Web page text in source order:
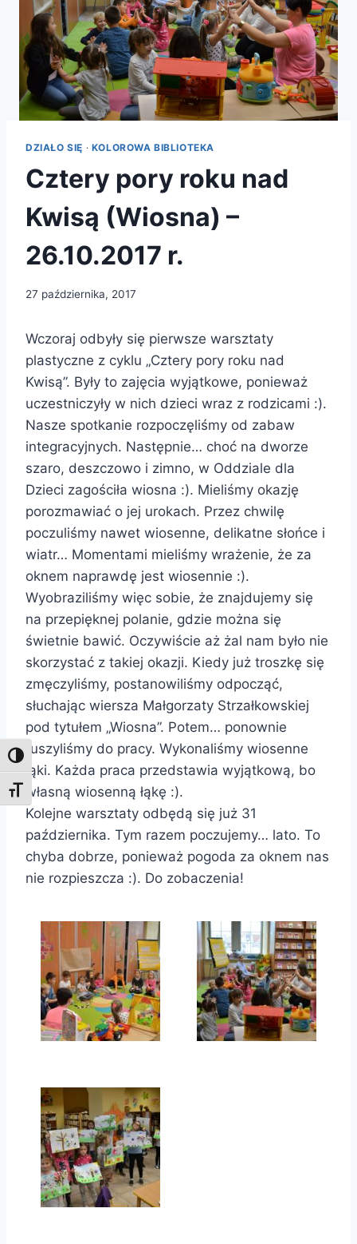
Toggle High Contrast
Toggle Font size
DZIAŁO SIĘ · KOLOROWA BIBLIOTEKA
Cztery pory roku nad
Kwisą (Wiosna) –
26.10.2017 r.
27 października, 2017
Wczoraj odbyły się pierwsze warsztaty
plastyczne z cyklu „Cztery pory roku nad
Kwisą”. Były to zajęcia wyjątkowe, ponieważ
uczestniczyły w nich dzieci wraz z rodzicami :).
Nasze spotkanie rozpoczęliśmy od zabaw
integracyjnych. Następnie… choć na dworze
szaro, deszczowo i zimno, w Oddziale dla
Dzieci zagościła wiosna :). Mieliśmy okazję
porozmawiać o jej urokach. Przez chwilę
poczuliśmy nawet wiosenne, delikatne słońce i
wiatr… Momentami mieliśmy wrażenie, że za
oknem naprawdę jest wiosennie :).
Wyobraziliśmy więc sobie, że znajdujemy się
na przepięknej polanie, gdzie można się
świetnie bawić. Oczywiście aż żal nam było nie
skorzystać z takiej okazji. Kiedy już troszkę się
zmęczyliśmy, postanowiliśmy odpocząć,
słuchając wiersza Małgorzaty Strzałkowskiej
pod tytułem „Wiosna”. Potem… ponownie
ruszyliśmy do pracy. Wykonaliśmy wiosenne
łąki. Każda praca przedstawia wyjątkową, bo
własną wiosenną łąkę :).
Kolejne warsztaty odbędą się już 31
października. Tym razem poczujemy… lato. To
chyba dobrze, ponieważ pogoda za oknem nas
nie rozpieszcza :). Do zobaczenia!